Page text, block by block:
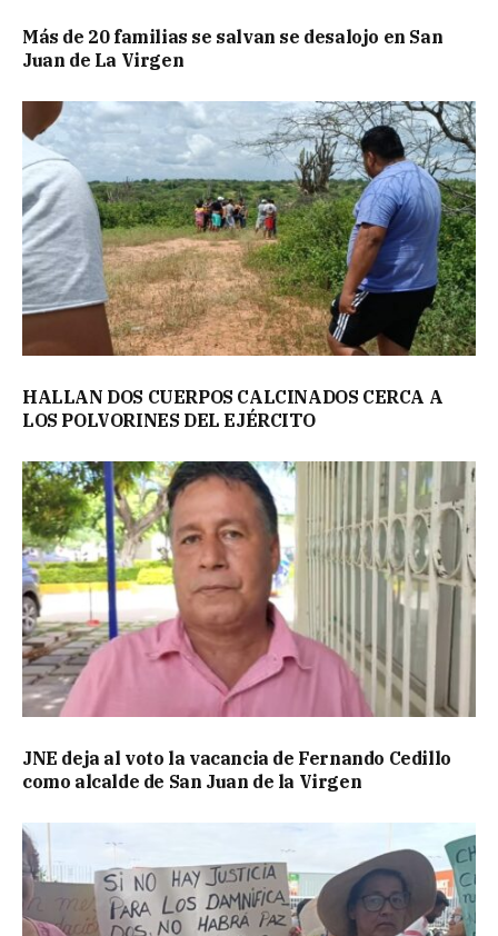
Más de 20 familias se salvan se desalojo en San
Juan de La Virgen
HALLAN DOS CUERPOS CALCINADOS CERCA A
LOS POLVORINES DEL EJÉRCITO
JNE deja al voto la vacancia de Fernando Cedillo
como alcalde de San Juan de la Virgen